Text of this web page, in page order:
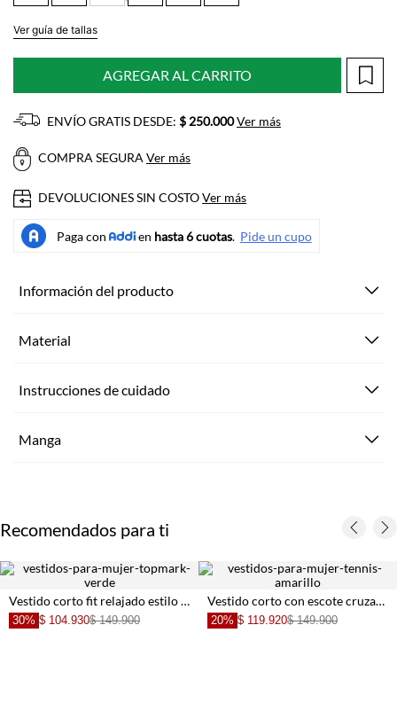
Ver guía de tallas
AGREGAR AL CARRITO
ENVÍO GRATIS DESDE: $ 250.000Ver más
COMPRA SEGURA Ver más
DEVOLUCIONES SIN COSTOVer más
Información del producto
Material
Instrucciones de cuidado
Manga
Recomendados para ti
Vestido corto fit relajado estilo tejido en algodón verde lima para mujer
30% $ 104.930$ 149.900
Vestido corto con escote cruzado al cuello en beige y negro para mujer
20% $ 119.920$ 149.900